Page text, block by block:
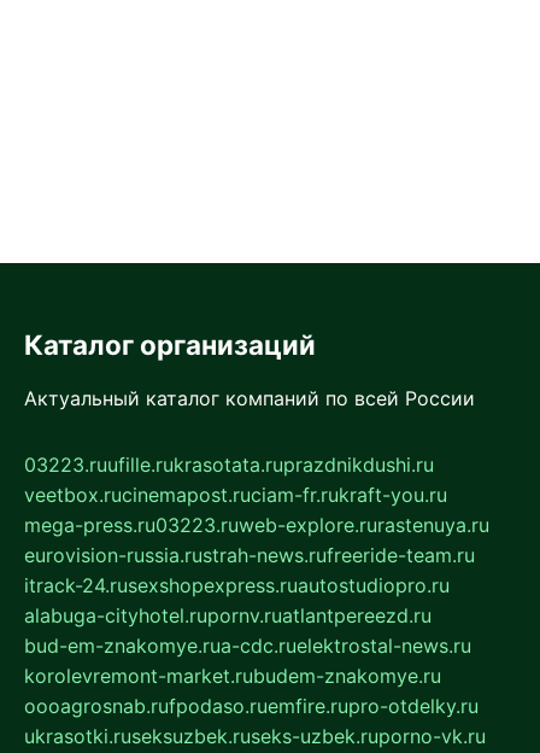
Каталог организаций
Актуальный каталог компаний по всей России
03223.ruufille.rukrasotata.ruprazdnikdushi.ru
veetbox.rucinemapost.ruciam-fr.rukraft-you.ru
mega-press.ru03223.ruweb-explore.rurastenuya.ru
eurovision-russia.rustrah-news.rufreeride-team.ru
itrack-24.rusexshopexpress.ruautostudiopro.ru
alabuga-cityhotel.rupornv.ruatlantpereezd.ru
bud-em-znakomye.rua-cdc.ruelektrostal-news.ru
korolevremont-market.rubudem-znakomye.ru
oooagrosnab.rufpodaso.ruemfire.rupro-otdelky.ru
ukrasotki.ruseksuzbek.ruseks-uzbek.ruporno-vk.ru